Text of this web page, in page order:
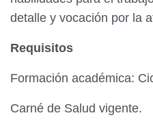
detalle y vocación por la
Requisitos
Formación académica:
Carné de Salud vigente.